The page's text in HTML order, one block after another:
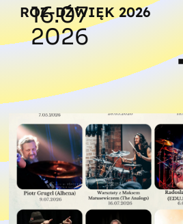
ROZ-DŹWIĘK 2026
16.07
2026